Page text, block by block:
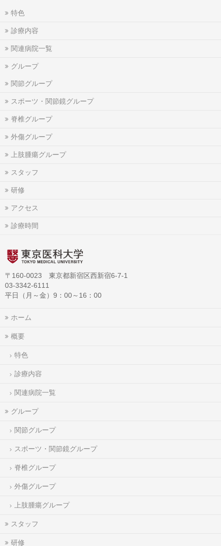
特色
診療内容
関連病院一覧
グループ
関節グループ
スポーツ・関節鏡グループ
脊椎グループ
外傷グループ
上肢腫瘍グループ
スタッフ
研修
アクセス
診療時間
〒160-0023 東京都新宿区西新宿6-7-1
03-3342-6111
平日（月～金）9：00～16：00
ホーム
概要
特色
診療内容
関連病院一覧
グループ
関節グループ
スポーツ・関節鏡グループ
脊椎グループ
外傷グループ
上肢腫瘍グループ
スタッフ
研修